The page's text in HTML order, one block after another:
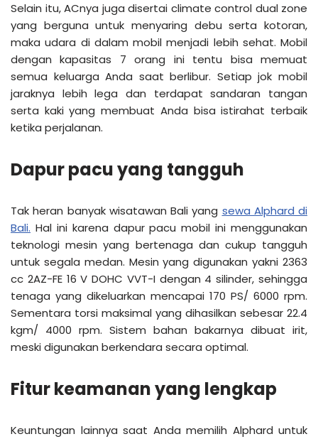
Selain itu, ACnya juga disertai climate control dual zone
yang berguna untuk menyaring debu serta kotoran,
maka udara di dalam mobil menjadi lebih sehat. Mobil
dengan kapasitas 7 orang ini tentu bisa memuat
semua keluarga Anda saat berlibur. Setiap jok mobil
jaraknya lebih lega dan terdapat sandaran tangan
serta kaki yang membuat Anda bisa istirahat terbaik
ketika perjalanan.
Dapur pacu yang tangguh
Tak heran banyak wisatawan Bali yang sewa Alphard di
Bali. Hal ini karena dapur pacu mobil ini menggunakan
teknologi mesin yang bertenaga dan cukup tangguh
untuk segala medan. Mesin yang digunakan yakni 2363
cc 2AZ-FE 16 V DOHC VVT-I dengan 4 silinder, sehingga
tenaga yang dikeluarkan mencapai 170 PS/ 6000 rpm.
Sementara torsi maksimal yang dihasilkan sebesar 22.4
kgm/ 4000 rpm. Sistem bahan bakarnya dibuat irit,
meski digunakan berkendara secara optimal.
Fitur keamanan yang lengkap
Keuntungan lainnya saat Anda memilih Alphard untuk